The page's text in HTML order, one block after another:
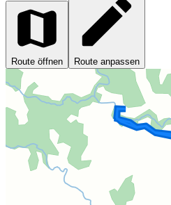
Route öffnen Route anpassen